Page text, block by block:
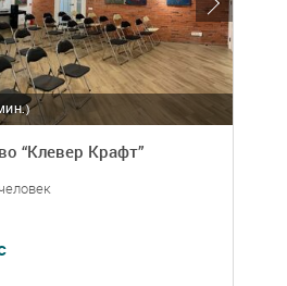
“Клевер Крафт”